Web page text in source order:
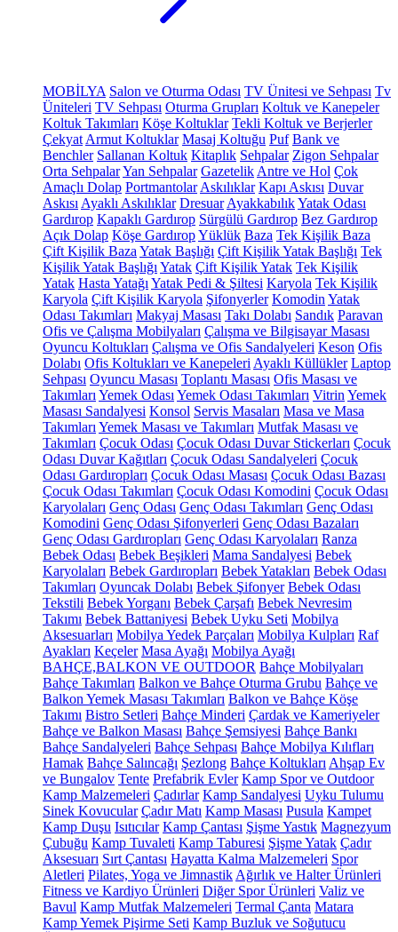
MOBİLYA Salon ve Oturma Odası TV Ünitesi ve Sehpası Tv
Üniteleri TV Sehpası Oturma Grupları Koltuk ve Kanepeler
Koltuk Takımları Köşe Koltuklar Tekli Koltuk ve Berjerler
Çekyat Armut Koltuklar Masaj Koltuğu Puf Bank ve
Benchler Sallanan Koltuk Kitaplık Sehpalar Zigon Sehpalar
Orta SehpalarYan Sehpalar Gazetelik Antre ve Hol Çok
Amaçlı Dolap Portmantolar Askılıklar Kapı Askısı Duvar
Askısı Ayaklı Askılıklar Dresuar AyakkabılıkYatak Odası
Gardırop Kapaklı Gardırop Sürgülü Gardırop Bez Gardırop
Açık Dolap Köşe GardıropYüklük Baza Tek Kişilik Baza
Çift Kişilik Baza Yatak Başlığı Çift Kişilik Yatak Başlığı Tek
Kişilik Yatak Başlığı Yatak Çift Kişilik Yatak Tek Kişilik
Yatak Hasta Yatağı Yatak Pedi & Şiltesi Karyola Tek Kişilik
Karyola Çift Kişilik Karyola Şifonyerler Komodin Yatak
Odası Takımları Makyaj Masası Takı Dolabı Sandık Paravan
Ofis ve Çalışma Mobilyaları Çalışma ve Bilgisayar Masası
Oyuncu Koltukları Çalışma ve Ofis Sandalyeleri Keson Ofis
Dolabı Ofis Koltukları ve Kanepeleri Ayaklı Küllükler Laptop
Sehpası Oyuncu Masası Toplantı Masası Ofis Masası ve
Takımları Yemek Odası Yemek Odası Takımları Vitrin Yemek
Masası Sandalyesi Konsol Servis Masaları Masa ve Masa
Takımları Yemek Masası ve Takımları Mutfak Masası ve
Takımları Çocuk Odası Çocuk Odası Duvar Stickerları Çocuk
Odası Duvar Kağıtları Çocuk Odası Sandalyeleri Çocuk
Odası Gardıropları Çocuk Odası Masası Çocuk Odası Bazası
Çocuk Odası Takımları Çocuk Odası Komodini Çocuk Odası
Karyolaları Genç Odası Genç Odası Takımları Genç Odası
Komodini Genç Odası Şifonyerleri Genç Odası Bazaları
Genç Odası Gardıropları Genç Odası Karyolaları Ranza
Bebek Odası Bebek Beşikleri Mama Sandalyesi Bebek
Karyolaları Bebek Gardıropları Bebek Yatakları Bebek Odası
Takımları Oyuncak Dolabı Bebek Şifonyer Bebek Odası
Tekstili Bebek Yorganı Bebek Çarşafı Bebek Nevresim
Takımı Bebek Battaniyesi Bebek Uyku Seti Mobilya
Aksesuarları Mobilya Yedek Parçaları Mobilya Kulpları Raf
Ayakları Keçeler Masa Ayağı Mobilya Ayağı
BAHÇE,BALKON VE OUTDOOR Bahçe Mobilyaları
Bahçe Takımları Balkon ve Bahçe Oturma Grubu Bahçe ve
Balkon Yemek Masası Takımları Balkon ve Bahçe Köşe
Takımı Bistro Setleri Bahçe Minderi Çardak ve Kameriyeler
Bahçe ve Balkon Masası Bahçe Şemsiyesi Bahçe Bankı
Bahçe Sandalyeleri Bahçe Sehpası Bahçe Mobilya Kılıfları
Hamak Bahçe Salıncağı Şezlong Bahçe Koltukları Ahşap Ev
ve Bungalov Tente Prefabrik Evler Kamp Spor ve Outdoor
Kamp Malzemeleri Çadırlar Kamp Sandalyesi Uyku Tulumu
Sinek Kovucular Çadır Matı Kamp Masası Pusula Kampet
Kamp Duşu Isıtıcılar Kamp Çantası Şişme Yastık Magnezyum
Çubuğu Kamp Tuvaleti Kamp Taburesi Şişme Yatak Çadır
Aksesuarı Sırt Çantası Hayatta Kalma Malzemeleri Spor
Aletleri Pilates, Yoga ve Jimnastik Ağırlık ve Halter Ürünleri
Fitness ve Kardiyo Ürünleri Diğer Spor Ürünleri Valiz ve
Bavul Kamp Mutfak Malzemeleri Termal Çanta Matara
Kamp Yemek Pişirme Seti Kamp Buzluk ve Soğutucu